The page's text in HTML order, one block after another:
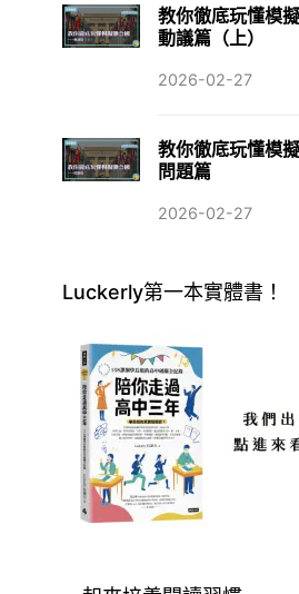
教你徹底玩懂模
動議篇（上）
2026-02-27
教你徹底玩懂模
問題篇
2026-02-27
Luckerly第一本實體書！